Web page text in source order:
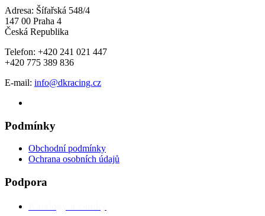
Adresa: Šífařská 548/4
147 00 Praha 4
Česká Republika
Telefon: +420 241 021 447
+420 775 389 836
E-mail: info@dkracing.cz
Podmínky
Obchodní podmínky
Ochrana osobních údajů
Podpora